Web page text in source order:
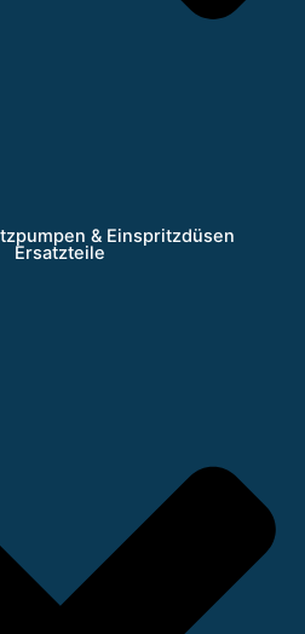
& Einspritzdüsen
Ersatzteile